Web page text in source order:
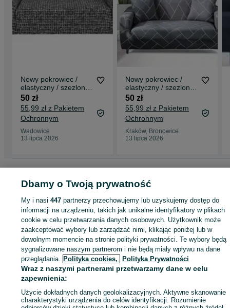
Nowy pokrowiec /
elastyczny / szezlong
/ ochronny / 3-
osobowy !7989!
50 zł
55,99 zł z Pakietem
Ochronnym
Wadowice
13 lipca 2026
Nowy pokrowiec /
elastyczny / szezlong
/ ochronny / 1-
osobowy !7991!
50 zł
55,99 zł z Pakietem
Ochronnym
Kraków, Bronowice
13 lipca 2026
Małopolskie
Pokrowce - Kraków Pokrowce - Bronowice
KATEGORIA
931450423 Wyświetlenia:
Kup
Dbamy o Twoją prywatność
My i nasi447 partnerzy przechowujemy lub uzyskujemy dostęp do
informacji na urządzeniu, takich jak unikalne identyfikatory w plikach
cookie w celu przetwarzania danych osobowych. Użytkownik może
zaakceptować wybory lub zarządzać nimi, klikając poniżej lub w
dowolnym momencie na stronie polityki prywatności. Te wybory będą
sygnalizowane naszym partnerom i nie będą miały wpływu na dane
przeglądania. Polityka cookies, Polityka Prywatności
Wraz z naszymi partnerami przetwarzamy dane w celu
zapewnienia:
Użycie dokładnych danych geolokalizacyjnych. Aktywne skanowanie
charakterystyki urządzenia do celów identyfikacji. Rozumienie